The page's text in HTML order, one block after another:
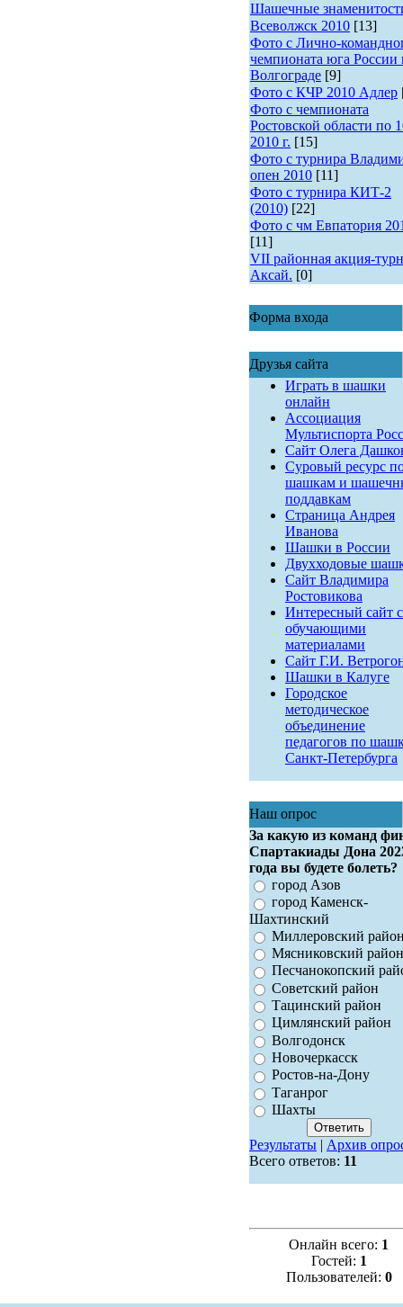
Шашечные
Всеволжск 2010 [13]
Фото с Лично-
чемпионата юга России
Волгограде [9]
Фото с КЧР 2010 Адлер
Фото с чемпионата
Ростовской области по
2010 г. [15]
Фото с турнира
опен 2010 [11]
Фото с турнира КИТ-2
(2010) [22]
Фото с чм Евпатория
[11]
VII районная акция-
Аксай. [0]
Форма входа
Друзья сайта
Играть в шашки
онлайн
Ассоциация
Мультиспорта
Сайт Олега
Суровый ресурс
шашкам и
поддавкам
Страница Андрея
Иванова
Шашки в России
Двухходовые
Сайт Владимира
Ростовикова
Интересный сайт с
обучающими
материалами
Сайт Г.И.
Шашки в Калуге
Городское
методическое
объединение
педагогов по
Санкт-Петербурга
Наш опрос
За какую из команд
Спартакиады Дона
года вы будете болеть?
город Азов
город Каменск-
Шахтинский
Миллеровский район
Мясниковский район
Песчанокопский
Советский район
Тацинский район
Цимлянский район
Волгодонск
Новочеркасск
Ростов-на-Дону
Таганрог
Шахты
Результаты| Архив
Всего ответов: 11
Онлайн всего: 1
Гостей: 1
Пользователей: 0